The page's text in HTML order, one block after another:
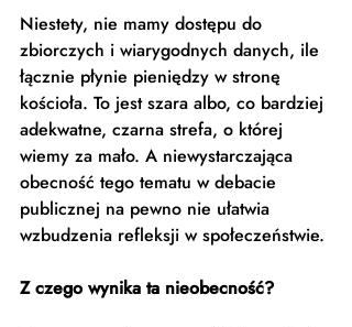
Niestety, nie mamy dostępu do
zbiorczych i wiarygodnych danych, ile
łącznie płynie pieniędzy w stronę
kościoła. To jest szara albo, co bardziej
adekwatne, czarna strefa, o której
wiemy za mało. A niewystarczająca
obecność tego tematu w debacie
publicznej na pewno nie ułatwia
wzbudzenia refleksji w społeczeństwie.
Z czego wynika ta nieobecność?